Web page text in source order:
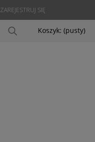
ZAREJESTRUJ SIĘ
Koszyk: (pusty)